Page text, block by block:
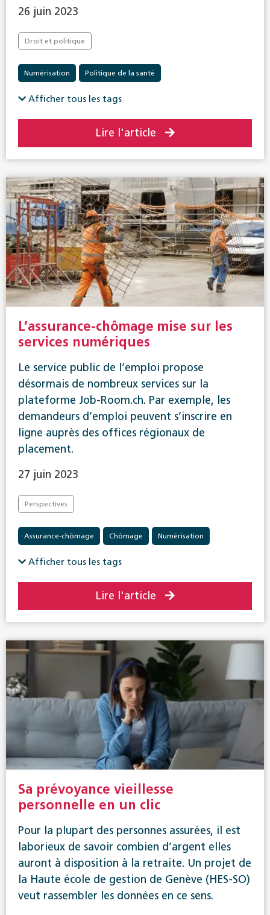
26 juin 2023
Droit et politique
Numérisation Politique de la santé
Afficher tous les tags
Lire l'article
L’assurance-chômage mise sur les
services numériques
Le service public de l’emploi propose
désormais de nombreux services sur la
plateforme Job-Room.ch. Par exemple, les
demandeurs d’emploi peuvent s’inscrire en
ligne auprès des offices régionaux de
placement.
27 juin 2023
Perspectives
Assurance-chômage Chômage Numérisation
Afficher tous les tags
Lire l'article
Sa prévoyance vieillesse
personnelle en un clic
Pour la plupart des personnes assurées, il est
laborieux de savoir combien d’argent elles
auront à disposition à la retraite. Un projet de
la Haute école de gestion de Genève (HES-SO)
veut rassembler les données en ce sens.